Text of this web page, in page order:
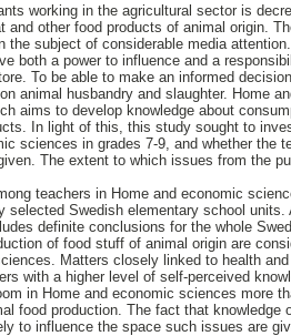
working in the agricultural sector is
and other food products of animal origin.
the subject of considerable media
both a power to influence and a
To be able to make an informed
animal husbandry and slaughter. Home
aims to develop knowledge about
In light of this, this study sought to
sciences in grades 7-9, and whether the
The extent to which issues from the
teachers in Home and economic
selected Swedish elementary school
definite conclusions for the whole
of food stuff of animal origin are
Matters closely linked to health
with a higher level of self-perceived
in Home and economic sciences more
food production. The fact that
to influence the space such issues are